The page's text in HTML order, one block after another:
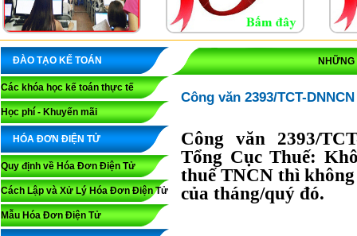
ĐÀO TẠO KẾ TOÁN
Các khóa học kế toán thực tế
Học phí - Khuyến mãi
HÓA ĐƠN ĐIỆN TỬ
Quy định về Hóa Đơn Điện Tử
Cách Lập và Xử Lý Hóa Đơn Điện Tử
Mẫu Hóa Đơn Điện Tử
Công văn 2393/TCT-
Công văn 2393/
Tổng Cục Thuế:
thuế TNCN thì
của tháng/quý đó.